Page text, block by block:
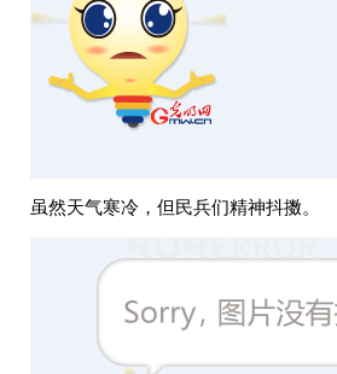
虽然天气寒冷，但民兵们精神抖擞